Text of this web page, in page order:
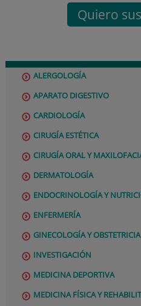
Quiero
ALERGOLOGÍA
APARATO DIGESTIVO
CARDIOLOGÍA
CIRUGÍA ESTÉTICA
CIRUGÍA ORAL Y
DERMATOLOGÍA
ENDOCRINOLOGÍA Y
ENFERMERÍA
GINECOLOGÍA Y OBSTETRICIA
INVESTIGACIÓN
MEDICINA DEPORTIVA
MEDICINA FÍSICA Y